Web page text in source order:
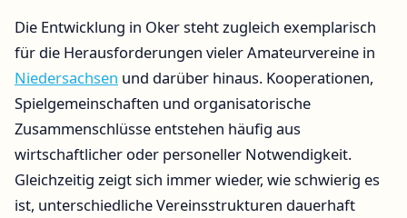
Die Entwicklung in Oker steht zugleich exemplarisch
für die Herausforderungen vieler Amateurvereine in
Niedersachsen und darüber hinaus. Kooperationen,
Spielgemeinschaften und organisatorische
Zusammenschlüsse entstehen häufig aus
wirtschaftlicher oder personeller Notwendigkeit.
Gleichzeitig zeigt sich immer wieder, wie schwierig es
ist, unterschiedliche Vereinsstrukturen dauerhaft